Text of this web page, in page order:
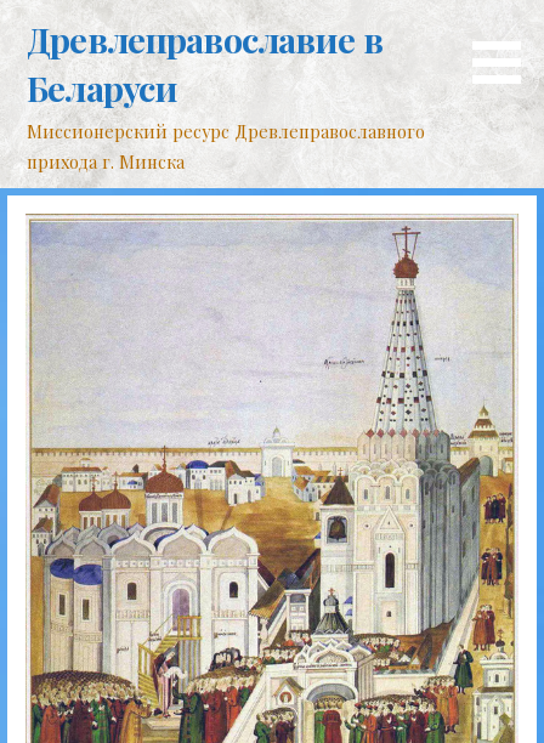
контенту
Древлеправославие в
Беларуси
Миссионерский ресурс Древлеправославного
прихода г. Минска